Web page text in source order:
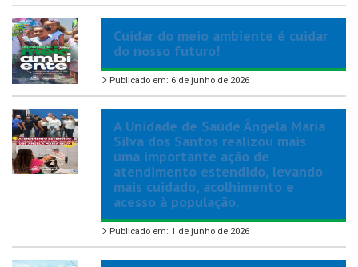
Cuidar do meio ambiente é cuidar
do nosso futuro!
Publicado em: 6 de junho de 2026
A Unidade de Saúde Ângela Maria
Silva dos Santos realizou mais
uma importante ação de
atendimento estendido, levando
mais cuidado, acolhimento e
acesso à população.
Publicado em: 1 de junho de 2026